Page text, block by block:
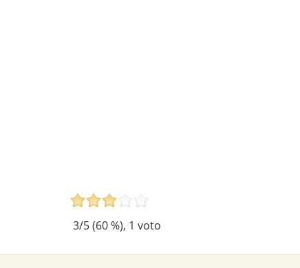
3/5 (60%), 1 voto